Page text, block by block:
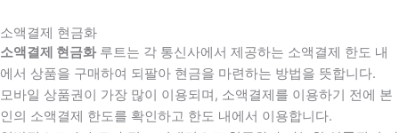
소액결제 현금화
소액결제 현금화루트는 각 통신사에서 제공하는 소액결제 한도 내
에서 상품을 구매하여 되팔아 현금을 마련하는 방법을 뜻합니다.
모바일 상품권이 가장 많이 이용되며, 소액결제를 이용하기 전에 본
인의 소액결제 한도를 확인하고 한도 내에서 이용합니다.